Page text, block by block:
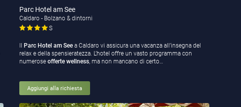
Parc Hotel am See
Caldaro - Bolzano & dintorni
S
Parc Hotel am Seea Caldaro vi assicura una vacanza all’insegna del
relax e della spensieratezza. L’hotel offre un vasto programma con
numerose offerte wellness, ma non mancano di certo…
Aggiungi alla richiesta